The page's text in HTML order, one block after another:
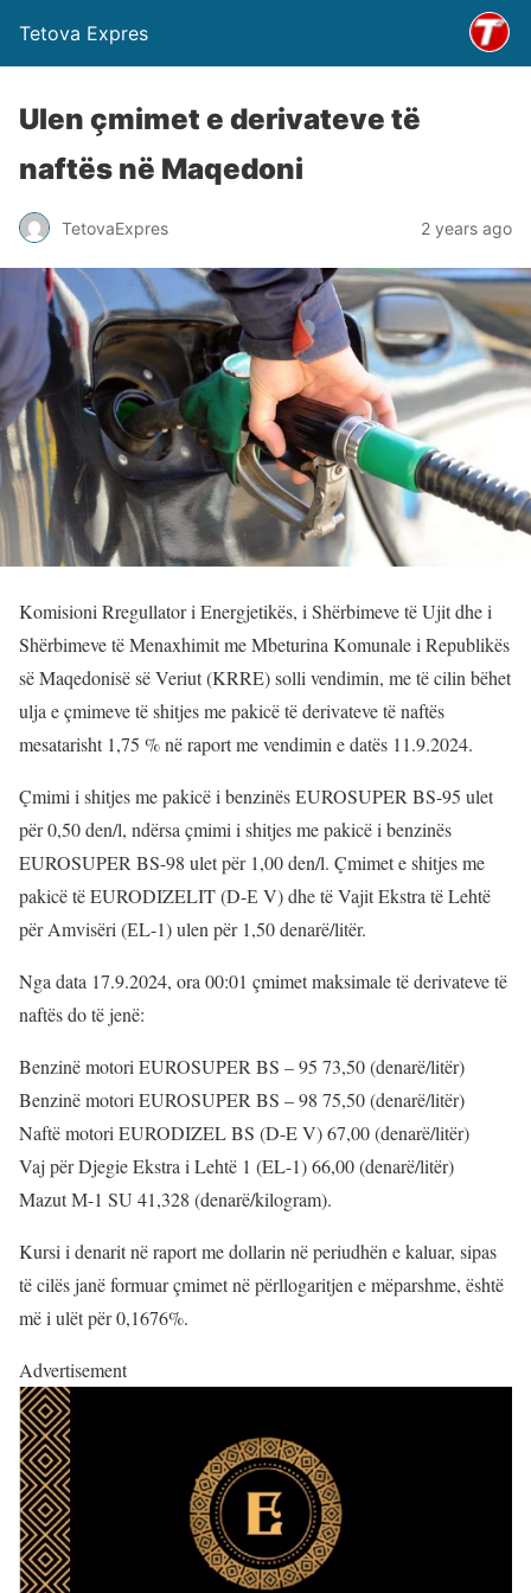
Tetova Expres
Ulen çmimet e derivateve të
naftës në Maqedoni
TetovaExpres 2 years ago
Komisioni Rregullator i Energjetikës, i Shërbimeve të Ujit dhe i
Shërbimeve të Menaxhimit me Mbeturina Komunale i Republikës
së Maqedonisë së Veriut (KRRE) solli vendimin, me të cilin bëhet
ulja e çmimeve të shitjes me pakicë të derivateve të naftës
mesatarisht 1,75 % në raport me vendimin e datës 11.9.2024.
Çmimi i shitjes me pakicë i benzinës ЕUROSUPER BS-95 ulet
për 0,50 den/l, ndërsa çmimi i shitjes me pakicë i benzinës
EUROSUPER BS-98 ulet për 1,00 den/l. Çmimet e shitjes me
pakicë të EURODIZELIT (D-Е V) dhe të Vajit Ekstra të Lehtë
për Amvisëri (ЕL-1) ulen për 1,50 denarë/litër.
Nga data 17.9.2024, ora 00:01 çmimet maksimale të derivateve të
naftës do të jenë:
Benzinë motori EUROSUPER BS – 95 73,50 (denarë/litër)
Benzinë motori EUROSUPER BS – 98 75,50 (denarë/litër)
Naftë motori EURODIZEL BS (D-E V) 67,00 (denarë/litër)
Vaj për Djegie Ekstra i Lehtë 1 (EL-1) 66,00 (denarë/litër)
Mazut М-1 SU 41,328 (denarë/kilogram).
Kursi i denarit në raport me dollarin në periudhën e kaluar, sipas
të cilës janë formuar çmimet në përllogaritjen e mëparshme, është
më i ulët për 0,1676%.
Advertisement